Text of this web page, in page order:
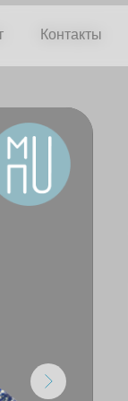
Контакты
Контакты